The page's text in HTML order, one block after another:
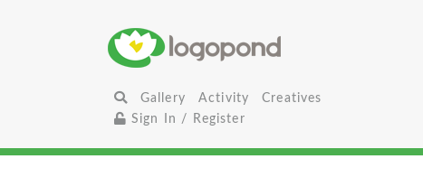
Gallery Activity
Creatives
Sign In / Register